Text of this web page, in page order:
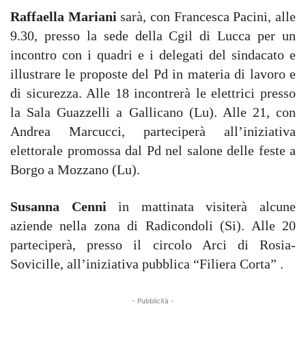
Raffaella Mariani sarà, con Francesca Pacini, alle
9.30, presso la sede della Cgil di Lucca per un
incontro con i quadri e i delegati del sindacato e
illustrare le proposte del Pd in materia di lavoro e
di sicurezza. Alle 18 incontrerà le elettrici presso
la Sala Guazzelli a Gallicano (Lu). Alle 21, con
Andrea Marcucci, parteciperà all’iniziativa
elettorale promossa dal Pd nel salone delle feste a
Borgo a Mozzano (Lu).
Susanna Cenni in mattinata visiterà alcune
aziende nella zona di Radicondoli (Si). Alle 20
parteciperà, presso il circolo Arci di Rosia-
Sovicille, all’iniziativa pubblica “Filiera Corta” .
- Pubblicità -